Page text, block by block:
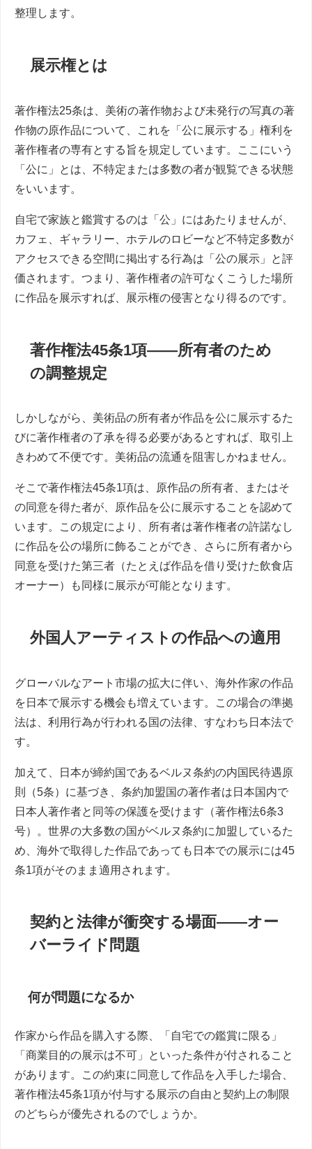
整理します。
展示権とは
著作権法25条は、美術の著作物および未発行の写真の著
作物の原作品について、これを「公に展示する」権利を
著作権者の専有とする旨を規定しています。ここにいう
「公に」とは、不特定または多数の者が観覧できる状態
をいいます。
自宅で家族と鑑賞するのは「公」にはあたりませんが、
カフェ、ギャラリー、ホテルのロビーなど不特定多数が
アクセスできる空間に掲出する行為は「公の展示」と評
価されます。つまり、著作権者の許可なくこうした場所
に作品を展示すれば、展示権の侵害となり得るのです。
著作権法45条1項――所有者のため
の調整規定
しかしながら、美術品の所有者が作品を公に展示するた
びに著作権者の了承を得る必要があるとすれば、取引上
きわめて不便です。美術品の流通を阻害しかねません。
そこで著作権法45条1項は、原作品の所有者、またはそ
の同意を得た者が、原作品を公に展示することを認めて
います。この規定により、所有者は著作権者の許諾なし
に作品を公の場所に飾ることができ、さらに所有者から
同意を受けた第三者（たとえば作品を借り受けた飲食店
オーナー）も同様に展示が可能となります。
外国人アーティストの作品への適用
グローバルなアート市場の拡大に伴い、海外作家の作品
を日本で展示する機会も増えています。この場合の準拠
法は、利用行為が行われる国の法律、すなわち日本法で
す。
加えて、日本が締約国であるベルヌ条約の内国民待遇原
則（5条）に基づき、条約加盟国の著作者は日本国内で
日本人著作者と同等の保護を受けます（著作権法6条3
号）。世界の大多数の国がベルヌ条約に加盟しているた
め、海外で取得した作品であっても日本での展示には45
条1項がそのまま適用されます。
契約と法律が衝突する場面――オー
バーライド問題
何が問題になるか
作家から作品を購入する際、「自宅での鑑賞に限る」
「商業目的の展示は不可」といった条件が付されること
があります。この約束に同意して作品を入手した場合、
著作権法45条1項が付与する展示の自由と契約上の制限
のどちらが優先されるのでしょうか。